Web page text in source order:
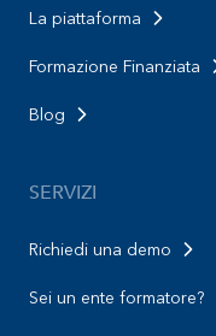
La piattaforma
Formazione Finanziata
Blog
SERVIZI
Richiedi una demo
Sei un ente formatore?